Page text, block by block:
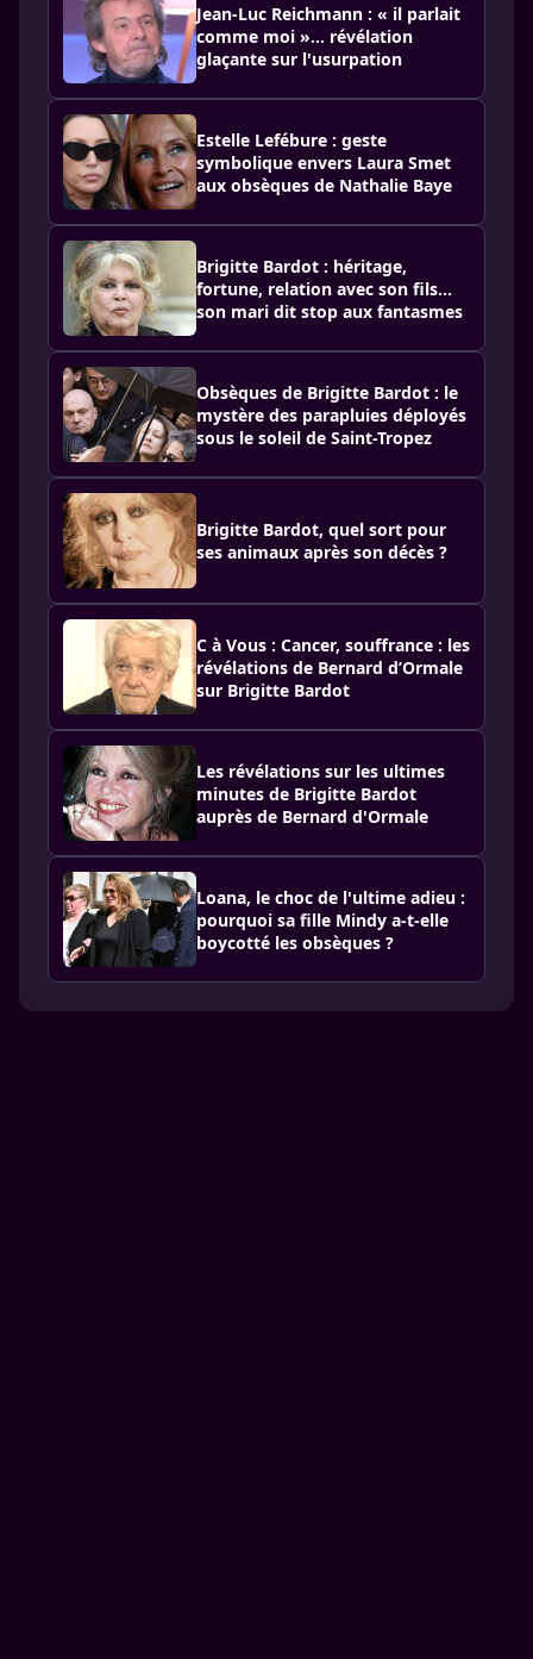
Jean-Luc Reichmann : « il parlait
comme moi »… révélation
glaçante sur l'usurpation
Estelle Lefébure : geste
symbolique envers Laura Smet
aux obsèques de Nathalie Baye
Brigitte Bardot : héritage,
fortune, relation avec son fils…
son mari dit stop aux fantasmes
Obsèques de Brigitte Bardot : le
mystère des parapluies déployés
sous le soleil de Saint-Tropez
Brigitte Bardot, quel sort pour
ses animaux après son décès ?
C à Vous : Cancer, souffrance : les
révélations de Bernard d’Ormale
sur Brigitte Bardot
Les révélations sur les ultimes
minutes de Brigitte Bardot
auprès de Bernard d'Ormale
Loana, le choc de l'ultime adieu :
pourquoi sa fille Mindy a-t-elle
boycotté les obsèques ?